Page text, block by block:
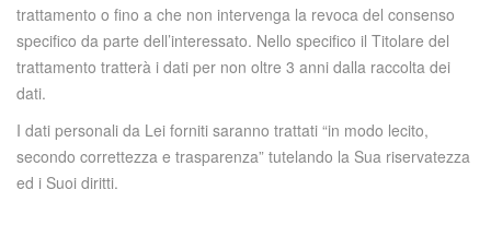
trattamento o fino a che non intervenga la revoca del consenso
specifico da parte dell’interessato. Nello specifico il Titolare del
trattamento tratterà i dati per non oltre 3 anni dalla raccolta dei
dati.
I dati personali da Lei forniti saranno trattati “in modo lecito,
secondo correttezza e trasparenza” tutelando la Sua riservatezza
ed i Suoi diritti.